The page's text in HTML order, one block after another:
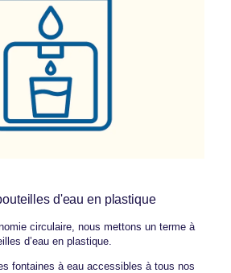
d'eau en plastique
circulaire, nous mettons un terme à
d’eau en plastique.
fontaines à eau accessibles à tous nos